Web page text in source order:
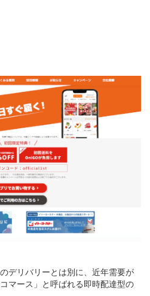
デリバリーとは別に、近年需要が
マース」と呼ばれる即時配達型の